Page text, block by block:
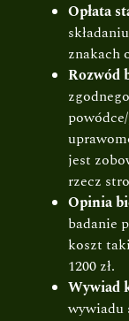
Opłata
znakach
Rozwód
jest
rzecz
Opinia
badanie
koszt
1200 zł.
Wywiad
wywiadu